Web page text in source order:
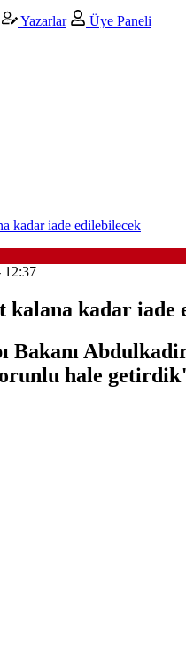
Yazarlar Üye Paneli
kadar iade edilebilecek
12:37
kalana kadar iade
Bakanı
hale